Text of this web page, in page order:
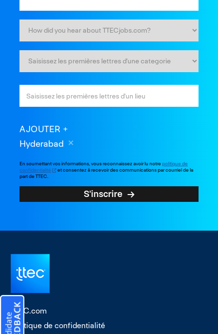
AJOUTER
Hyderabad
En soumettant vos informations, vous reconnaissez avoir lu notrepolitique de
confidentialité
et consentez à recevoir des communications par courriel de la
part de TTEC.
S'inscrire
TTEC.com
Politique de confidentialité